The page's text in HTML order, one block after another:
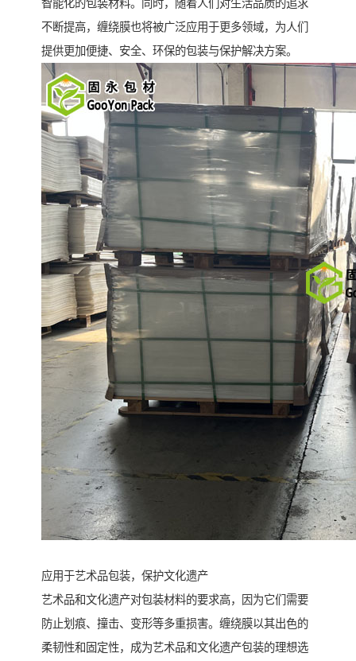
智能化的包装材料。同时，随着人们对生活品质的追求
不断提高，缠绕膜也将被广泛应用于更多领域，为人们
提供更加便捷、安全、环保的包装与保护解决方案。
应用于艺术品包装，保护文化遗产
艺术品和文化遗产对包装材料的要求高，因为它们需要
防止划痕、撞击、变形等多重损害。缠绕膜以其出色的
柔韧性和固定性，成为艺术品和文化遗产包装的理想选